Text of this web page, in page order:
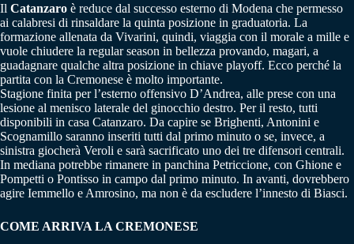
Il Catanzaro è reduce dal successo esterno di Modena che permesso
ai calabresi di rinsaldare la quinta posizione in graduatoria. La
formazione allenata da Vivarini, quindi, viaggia con il morale a mille e
vuole chiudere la regular season in bellezza provando, magari, a
guadagnare qualche altra posizione in chiave playoff. Ecco perché la
partita con la Cremonese è molto importante.
Stagione finita per l’esterno offensivo D’Andrea, alle prese con una
lesione al menisco laterale del ginocchio destro. Per il resto, tutti
disponibili in casa Catanzaro. Da capire se Brighenti, Antonini e
Scognamillo saranno inseriti tutti dal primo minuto o se, invece, a
sinistra giocherà Veroli e sarà sacrificato uno dei tre difensori centrali.
In mediana potrebbe rimanere in panchina Petriccione, con Ghione e
Pompetti o Pontisso in campo dal primo minuto. In avanti, dovrebbero
agire Iemmello e Amrosino, ma non è da escludere l’innesto di Biasci.
COME ARRIVA LA CREMONESE